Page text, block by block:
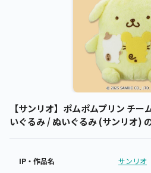
【サンリオ】ポムポムプリン チ
いぐるみ / ぬいぐるみ (サンリオ)
IP・作品名 サンリオ